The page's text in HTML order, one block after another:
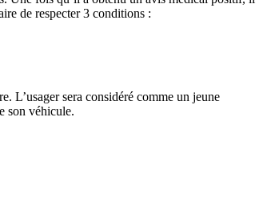
de respecter 3 conditions :
L’usager sera considéré comme un jeune
son véhicule.